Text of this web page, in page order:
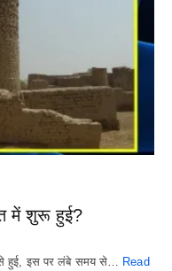
में शुरू हुई?
से हुई, इस पर लंबे समय से… Read